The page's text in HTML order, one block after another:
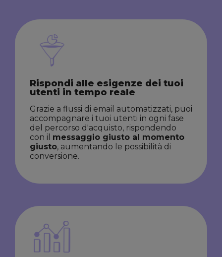
Rispondi alle esigenze dei tuoi
utenti in tempo reale
Grazie a flussi di email automatizzati, puoi
accompagnare i tuoi utenti in ogni fase
del percorso d'acquisto, rispondendo
con il messaggio giusto al momento
giusto, aumentando le possibilità di
conversione.